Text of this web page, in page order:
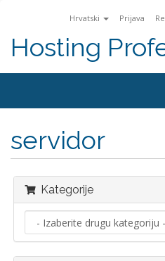
Hrvatski Prijava
Hosting
servidor
Kategorije